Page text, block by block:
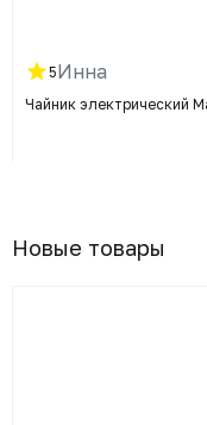
5Инна
Чайник электрический
Новые товары